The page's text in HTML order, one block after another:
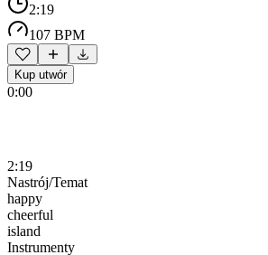
2:19
107 BPM
Kup utwór
0:00
2:19
Nastrój/Temat
happy
cheerful
island
Instrumenty